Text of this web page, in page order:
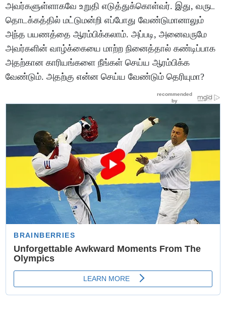
அவர்களுள்ளாகவே உறுதி எடுத்துக்கொள்வர். இது, வருட
தொடக்கத்தில் மட்டுமன்றி எப்போது வேண்டுமானாலும்
அந்த பயணத்தை ஆரம்பிக்கலாம். அப்படி, அனைவருமே
அவர்களின் வாழ்க்கையை மாற்ற நினைத்தால் கண்டிப்பாக
அதற்கான காரியங்களை நீங்கள் செய்ய ஆரம்பிக்க
வேண்டும். அதற்கு என்ன செய்ய வேண்டும் தெரியுமா?